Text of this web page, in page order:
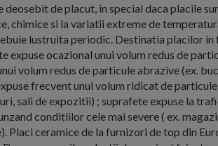
deosebit de placut, in special daca placile
chimice si la variatii extreme de
lustruita periodic. Destinatia placilor
expuse ocazional unui volum redus de
volum redus de particule abrazive (ex.
frecvent unui volum ridicat de
sali de expozitii) ; suprafete expuse la
conditiilor cele mai severe ( ex.
Placi ceramice de la furnizori de top din